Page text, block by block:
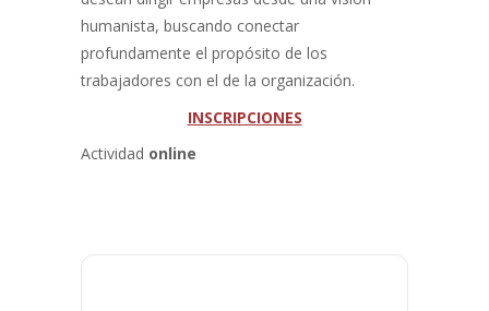
humanista, buscando conectar
profundamente el propósito de los
trabajadores con el de la organización.
INSCRIPCIONES
Actividad online